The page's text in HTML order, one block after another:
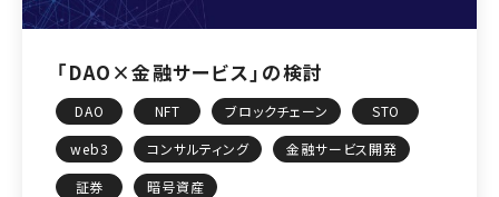
「DAO×金融サービス」の検討
DAO NFT ブロックチェーン
STO
web3
コンサルティング
金融サービス開発
証券
暗号資産